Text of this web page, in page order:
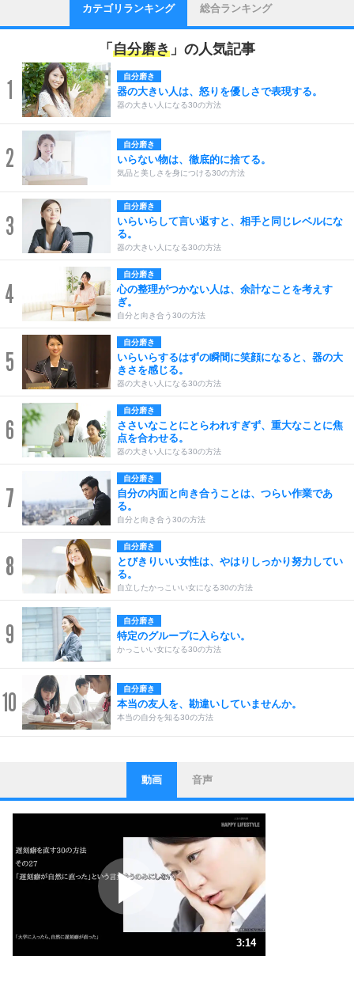
カテゴリランキング 総合ランキング
「 自分磨き 」の人気記事
1 自分磨き
器の大きい人は、怒りを優しさで表現する。
器の大きい人になる30の方法
2 自分磨き
いらない物は、徹底的に捨てる。
気品と美しさを身につける30の方法
3
自分磨き
いらいらして言い返すと、相手と同じレベルにな
る。
器の大きい人になる30の方法
4
自分磨き
心の整理がつかない人は、余計なことを考えす
ぎ。
自分と向き合う30の方法
5
自分磨き
いらいらするはずの瞬間に笑顔になると、器の大
きさを感じる。
器の大きい人になる30の方法
6
自分磨き
ささいなことにとらわれすぎず、重大なことに焦
点を合わせる。
器の大きい人になる30の方法
7
自分磨き
自分の内面と向き合うことは、つらい作業であ
る。
自分と向き合う30の方法
8
自分磨き
とびきりいい女性は、やはりしっかり努力してい
る。
自立したかっこいい女になる30の方法
9 自分磨き
特定のグループに入らない。
かっこいい女になる30の方法
10 自分磨き
本当の友人を、勘違いしていませんか。
本当の自分を知る30の方法
1
ストレス対策
他人と比べない。
いっそのこと、他人を見ない。
いらいらしない人になる30の方法
プラス思考
ポジティブになれない原因は、行動しないから。
ポジティブ思考になる30の方法
人生、なんとかなるもの。
気楽に生きる30の方法
動画 音声
3:14